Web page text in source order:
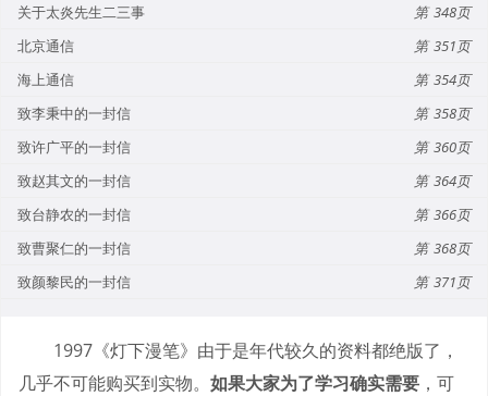
关于太炎先生二三事
348
北京通信
351
海上通信
354
致李秉中的一封信
358
致许广平的一封信
360
致赵其文的一封信
364
致台静农的一封信
366
致曹聚仁的一封信
368
致颜黎民的一封信
371
1997《灯下漫笔》由于是年代较久的资料都绝版了，
几乎不可能购买到实物。 如果大家为了学习确实需要 ，可